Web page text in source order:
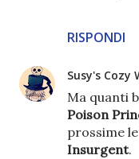
RISPONDI
Susy's Cozy
Ma quanti
Poison
prossime
Insurgent.